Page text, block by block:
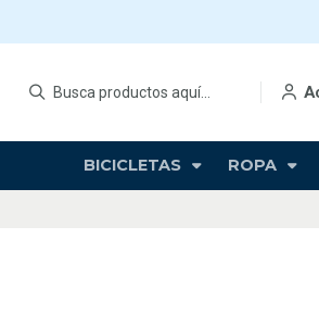
BICICLETAS ROPA